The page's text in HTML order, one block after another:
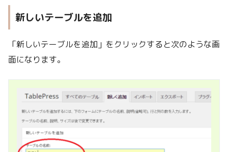
新しいテーブルを追加
「新しいテーブルを追加」をクリックすると次のような画
面になります。